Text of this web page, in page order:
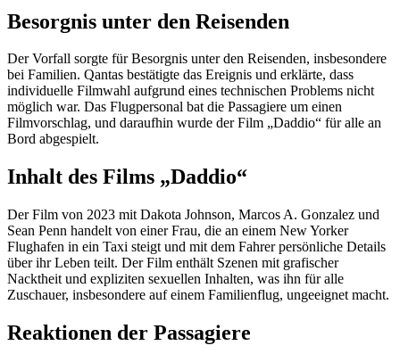
Besorgnis unter den Reisenden
Der Vorfall sorgte für Besorgnis unter den Reisenden, insbesondere
bei Familien. Qantas bestätigte das Ereignis und erklärte, dass
individuelle Filmwahl aufgrund eines technischen Problems nicht
möglich war. Das Flugpersonal bat die Passagiere um einen
Filmvorschlag, und daraufhin wurde der Film „Daddio“ für alle an
Bord abgespielt.
Inhalt des Films „Daddio“
Der Film von 2023 mit Dakota Johnson, Marcos A. Gonzalez und
Sean Penn handelt von einer Frau, die an einem New Yorker
Flughafen in ein Taxi steigt und mit dem Fahrer persönliche Details
über ihr Leben teilt. Der Film enthält Szenen mit grafischer
Nacktheit und expliziten sexuellen Inhalten, was ihn für alle
Zuschauer, insbesondere auf einem Familienflug, ungeeignet macht.
Reaktionen der Passagiere